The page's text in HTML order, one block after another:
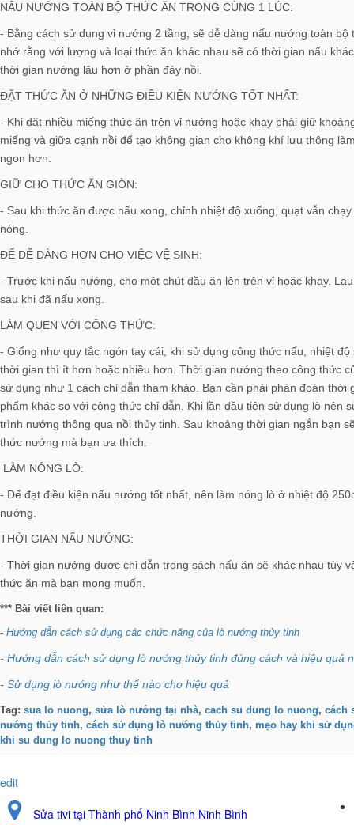
NẤU NƯỚNG TOÀN BỘ THỨC ĂN TRONG CÙNG 1 LÚC:
- Bằng cách sử dụng vỉ nướng 2 tầng, sẽ dễ dàng nấu nướng toàn bộ
nhớ rằng với lượng và loại thức ăn khác nhau sẽ có thời gian nấu
thời gian nướng lâu hơn ở phần đáy nồi.
ĐẶT THỨC ĂN Ở NHỮNG ĐIỀU KIỆN NƯỚNG TỐT NHẤT:
- Khi đặt nhiều miếng thức ăn trên vỉ nướng hoặc khay phải giữ
miếng và giữa cạnh nồi để tạo không gian cho không khí lưu thông
ngon hơn.
GIỮ CHO THỨC ĂN GIÒN:
- Sau khi thức ăn được nấu xong, chỉnh nhiệt độ xuống, quạt vẫn
nóng.
ĐỂ DỄ DÀNG HƠN CHO VIỆC VỆ SINH:
- Trước khi nấu nướng, cho một chút dầu ăn lên trên vỉ hoặc khay.
sau khi đã nấu xong.
LÀM QUEN VỚI CÔNG THỨC:
- Giống như quy tắc ngón tay cái, khi sử dụng công thức nấu, nhiệt
thời gian thì ít hơn hoặc nhiều hơn. Thời gian nướng theo công thức
sử dụng như 1 cách chỉ dẫn tham khảo. Bạn cần phải phán đoán
phẩm khác so với công thức chỉ dẫn. Khi lần đầu tiên sử dụng lò nên
trình nướng thông qua nồi thủy tinh. Sau khoảng thời gian ngắn bạn
thức nướng mà bạn ưa thích.
LÀM NÓNG LÒ:
- Để đạt điều kiện nấu nướng tốt nhất, nên làm nóng lò ở nhiệt độ
nướng.
THỜI GIAN NẤU NƯỚNG:
- Thời gian nướng được chỉ dẫn trong sách nấu ăn sẽ khác nhau tùy
thức ăn mà bạn mong muốn.
*** Bài viết liên quan:
- Hướng dẫn cách sử dụng các chức năng của lò nướng thủy tinh
- Hướng dẫn cách sử dụng lò nướng thủy tinh đúng cách và hiệu quả
- Sử dụng lò nướng như thế nào cho hiệu quả
Tag: sua lo nuong, sửa lò nướng tại nhà, cach su dung lo nuong, cách
nướng thủy tinh, cách sử dụng lò nướng thủy tinh, mẹo hay khi sử
khi su dung lo nuong thuy tinh
edit
Sửa tivi tại Thành phố Ninh Bình Ninh Bình